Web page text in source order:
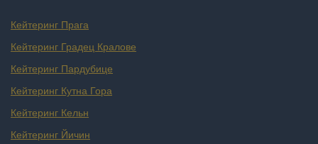
Кейтеринг Прага
Кейтеринг Градец Кралове
Кейтеринг Пардубице
Кейтеринг Кутна Гора
Кейтеринг Кельн
Кейтеринг Йичин